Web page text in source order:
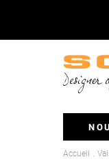
Accueil